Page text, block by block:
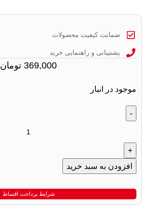
ضمانت کیفیت محصولات
پشتیبانی و راهنمایی خرید
369,000 تومان
موجود در انبار
افزودن به سبد خرید
شرایط پرداخت اقساط